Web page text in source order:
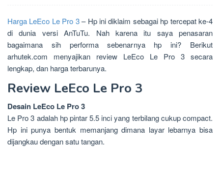
Harga LeEco Le Pro 3– Hp ini diklaim sebagai hp tercepat ke-4
di dunia versi AnTuTu. Nah karena itu saya penasaran
bagaimana sih performa sebenarnya hp ini? Berikut
arhutek.com menyajikan review LeEco Le Pro 3 secara
lengkap, dan harga terbarunya.
Review LeEco Le Pro 3
Desain LeEco Le Pro 3
Le Pro 3 adalah hp pintar 5.5 inci yang terbilang cukup compact.
Hp ini punya bentuk memanjang dimana layar lebarnya bisa
dijangkau dengan satu tangan.